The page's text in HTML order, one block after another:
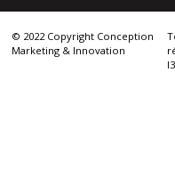
© 2022 Copyright Conception
Marketing & Innovation